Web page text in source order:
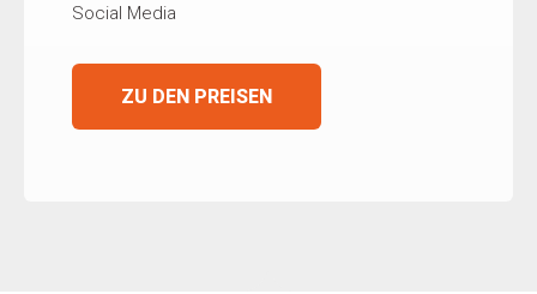
Social Media
ZU DEN PREISEN